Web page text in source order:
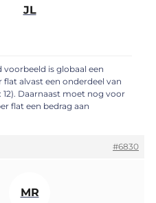
JL
is globaal een
alvast een onderdeel van
12). Daarnaast moet nog voor
flat een bedrag aan
#6830
MR